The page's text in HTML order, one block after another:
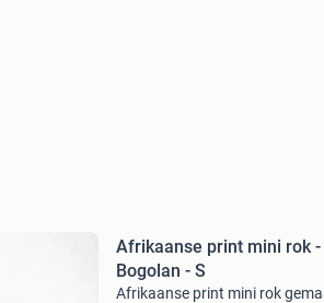
Afrikaanse print mini rok
Bogolan - S
Afrikaanse print mini rok